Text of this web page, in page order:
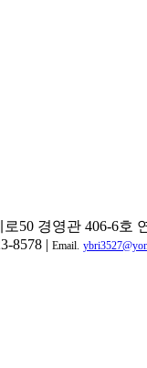
50 경영관 406-6호
8578 | Email.